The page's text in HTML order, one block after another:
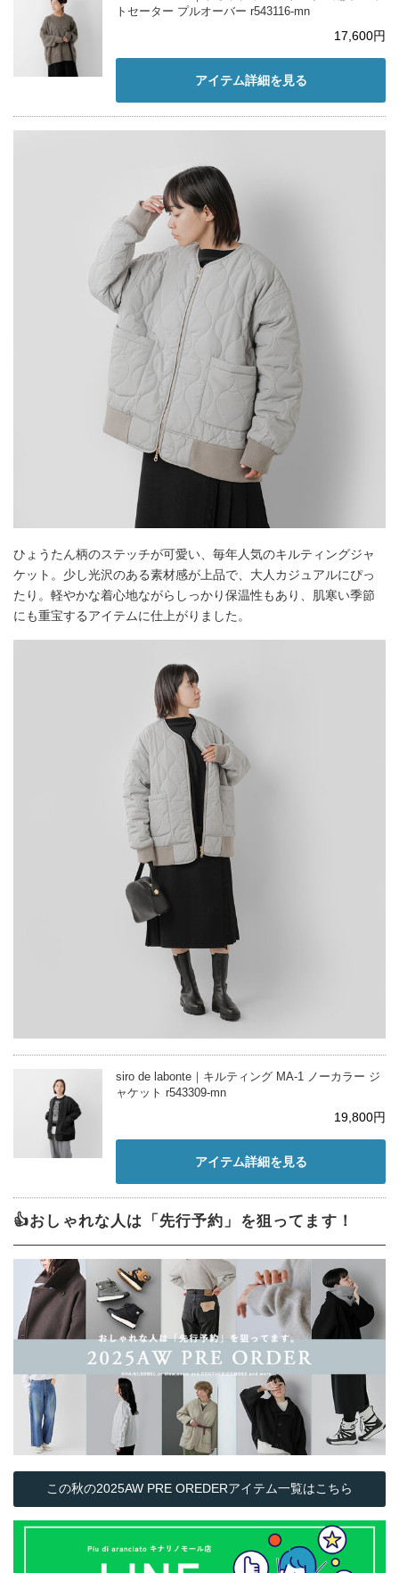
トセーター プルオーバー r543116-mn
17,600円
アイテム詳細を見る
ひょうたん柄のステッチが可愛い、毎年人気のキルティングジャ
ケット。少し光沢のある素材感が上品で、大人カジュアルにぴっ
たり。軽やかな着心地ながらしっかり保温性もあり、肌寒い季節
にも重宝するアイテムに仕上がりました。
siro de labonte｜キルティング MA-1 ノーカラー ジ
ャケット r543309-mn
19,800円
アイテム詳細を見る
👍おしゃれな人は「先行予約」を狙ってます！
この秋の2025AW PRE OREDERアイテム一覧はこちら